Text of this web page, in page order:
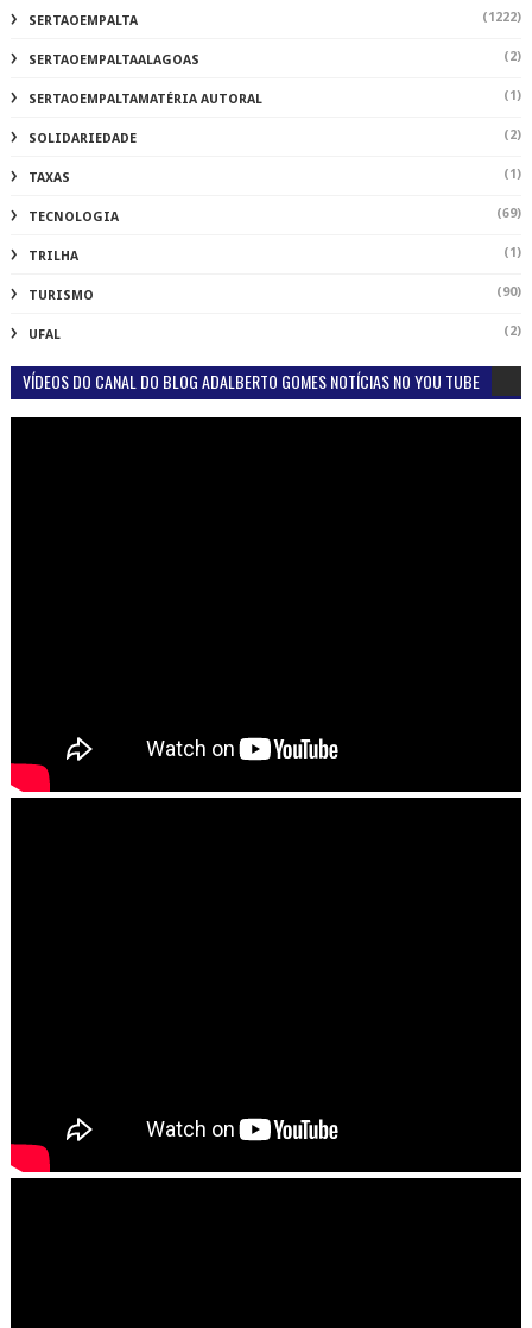
SERTAOEMPALTA (1222)
SERTAOEMPALTAALAGOAS (2)
SERTAOEMPALTAMATÉRIA AUTORAL (1)
SOLIDARIEDADE (2)
TAXAS (1)
TECNOLOGIA (69)
TRILHA (1)
TURISMO (90)
UFAL (2)
VÍDEOS DO CANAL DO BLOG ADALBERTO GOMES NOTÍCIAS NO YOU TUBE